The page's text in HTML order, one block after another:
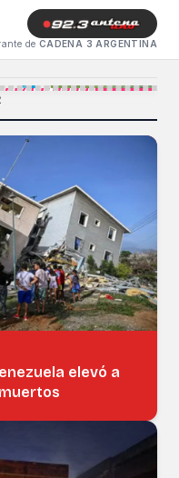
de CADENA 3 ARGENTINA
elevó a